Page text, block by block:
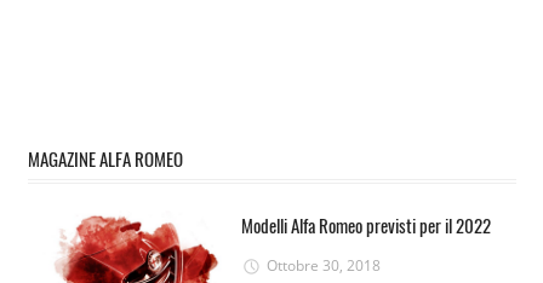
MAGAZINE ALFA ROMEO
Modelli Alfa Romeo previsti per il 2022
Ottobre 30, 2018